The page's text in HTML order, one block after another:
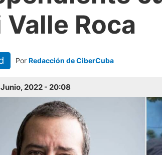
Valle Roca
Por Redacción de CiberCuba
2022 - 20:08